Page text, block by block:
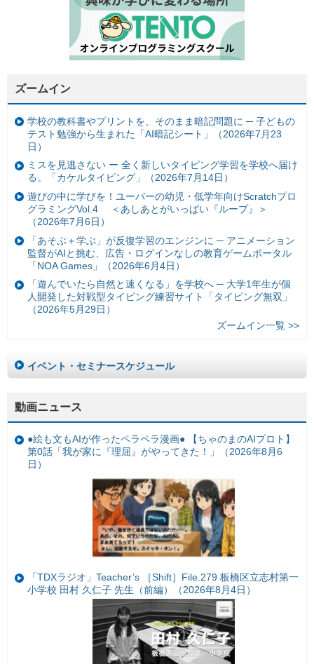
ズームイン
学校の教科書やプリントを、そのまま暗記問題に ─ 子どもの
テスト勉強から生まれた「AI暗記シート」（2026年7月23
日）
ミスを見逃さない ー 全く新しいタイピング学習を学校へ届け
る。「カケルタイピング」（2026年7月14日）
遊びの中に学びを！ユーバーの幼児・低学年向けScratchプロ
グラミングVol.4 ＜あしあとがいっぱい『ループ』＞
（2026年7月6日）
「あそぶ＋学ぶ」が反復学習のエンジンに ─ アニメーション
監督がAIと挑む、広告・ログインなしの教育ゲームポータル
「NOA Games」（2026年6月4日）
「遊んでいたら自然と速くなる」を学校へ ─ 大学1年生が個
人開発した対戦型タイピング練習サイト「タイピング無双」
（2026年5月29日）
ズームイン一覧 >>
イベント・セミナースケジュール
動画ニュース
●絵も文もAIが作ったペラペラ漫画● 【ちゃのまのAIプロト】
第0話「我が家に『理屈』がやってきた！」（2026年8月6
日）
「TDXラジオ」Teacher’s ［Shift］File.279 板橋区立志村第一
小学校 田村 久仁子 先生（前編）（2026年8月4日）